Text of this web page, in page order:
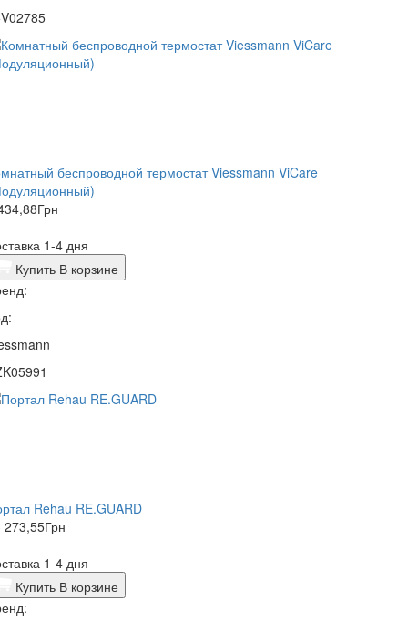
беспроводной термостат Viessmann ViCare
Грн
1-4 дня
Купить В корзине
Rehau RE.GUARD
273,55Грн
1-4 дня
Купить В корзине